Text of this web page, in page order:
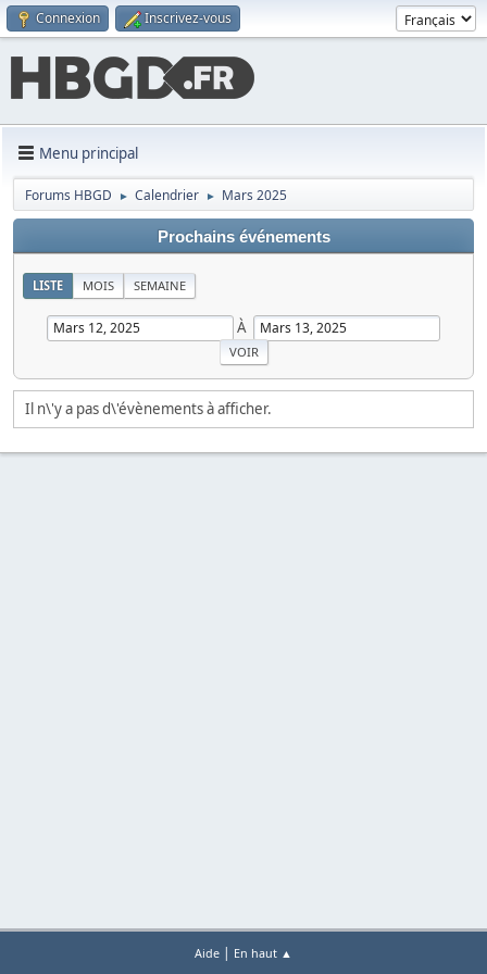
Connexion Inscrivez-vous
Menu principal
Forums HBGD ► Calendrier ► Mars 2025
Prochains événements
LISTE MOIS SEMAINE
À
Il n\'y a pas d\'évènements à afficher.
Aide | En haut ▲